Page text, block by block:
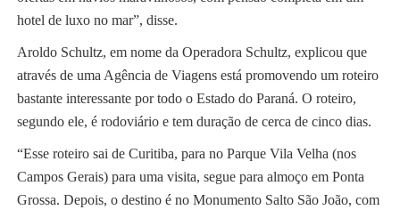
hotel de luxo no mar”, disse.
Aroldo Schultz, em nome da Operadora Schultz, explicou que
através de uma Agência de Viagens está promovendo um roteiro
bastante interessante por todo o Estado do Paraná. O roteiro,
segundo ele, é rodoviário e tem duração de cerca de cinco dias.
“Esse roteiro sai de Curitiba, para no Parque Vila Velha (nos
Campos Gerais) para uma visita, segue para almoço em Ponta
Grossa. Depois, o destino é no Monumento Salto São João, com